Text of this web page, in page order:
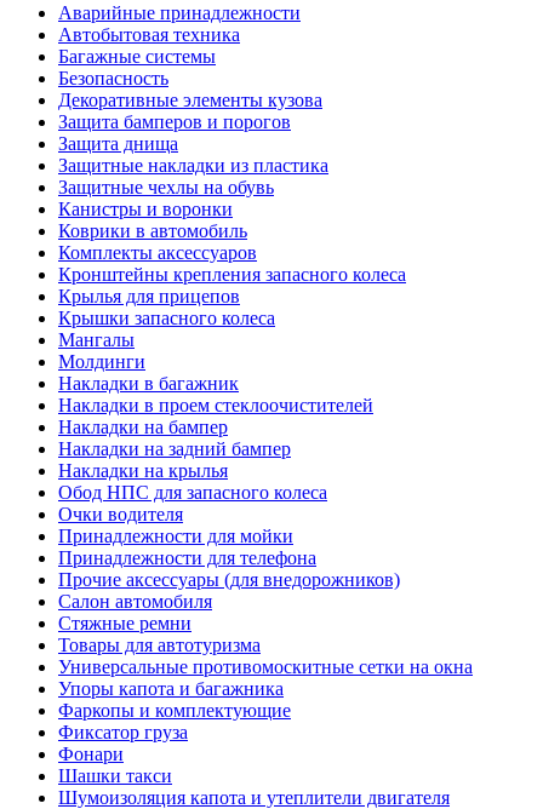
Аварийные принадлежности
Автобытовая техника
Багажные системы
Безопасность
Декоративные элементы кузова
Защита бамперов и порогов
Защита днища
Защитные накладки из пластика
Защитные чехлы на обувь
Канистры и воронки
Коврики в автомобиль
Комплекты аксессуаров
Кронштейны крепления запасного колеса
Крылья для прицепов
Крышки запасного колеса
Мангалы
Молдинги
Накладки в багажник
Накладки в проем стеклоочистителей
Накладки на бампер
Накладки на задний бампер
Накладки на крылья
Обод НПС для запасного колеса
Очки водителя
Принадлежности для мойки
Принадлежности для телефона
Прочие аксессуары (для внедорожников)
Салон автомобиля
Стяжные ремни
Товары для автотуризма
Универсальные противомоскитные сетки на окна
Упоры капота и багажника
Фаркопы и комплектующие
Фиксатор груза
Фонари
Шашки такси
Шумоизоляция капота и утеплители двигателя